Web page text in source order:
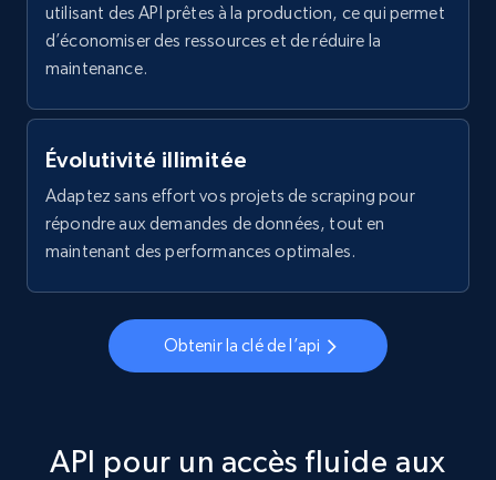
Linkedin job listings information - Discover
URL, Job posting id, Job title, Company name,
Company id, Job location, Job summary, Job
seniority level, and more.
15.3K+ 2.2K+ Essai gratuit
Linkedin job listings information - Discover
jobs by company URL
seniority level, and more.
utilisant des API prêtes à la production, ce qui permet
d’économiser des ressources et de réduire la
maintenance.
Évolutivité illimitée
Adaptez sans effort vos projets de scraping pour
répondre aux demandes de données, tout en
maintenant des performances optimales.
Obtenir la clé de l’api
API pour un accès fluide aux